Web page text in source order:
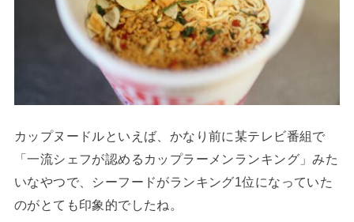
カップヌードルといえば、かなり前に某テレビ番組で
「一流シェフが認めるカップラーメンランキング」みた
いなやつで、シーフードがランキング1位になっていた
のがとても印象的でしたね。